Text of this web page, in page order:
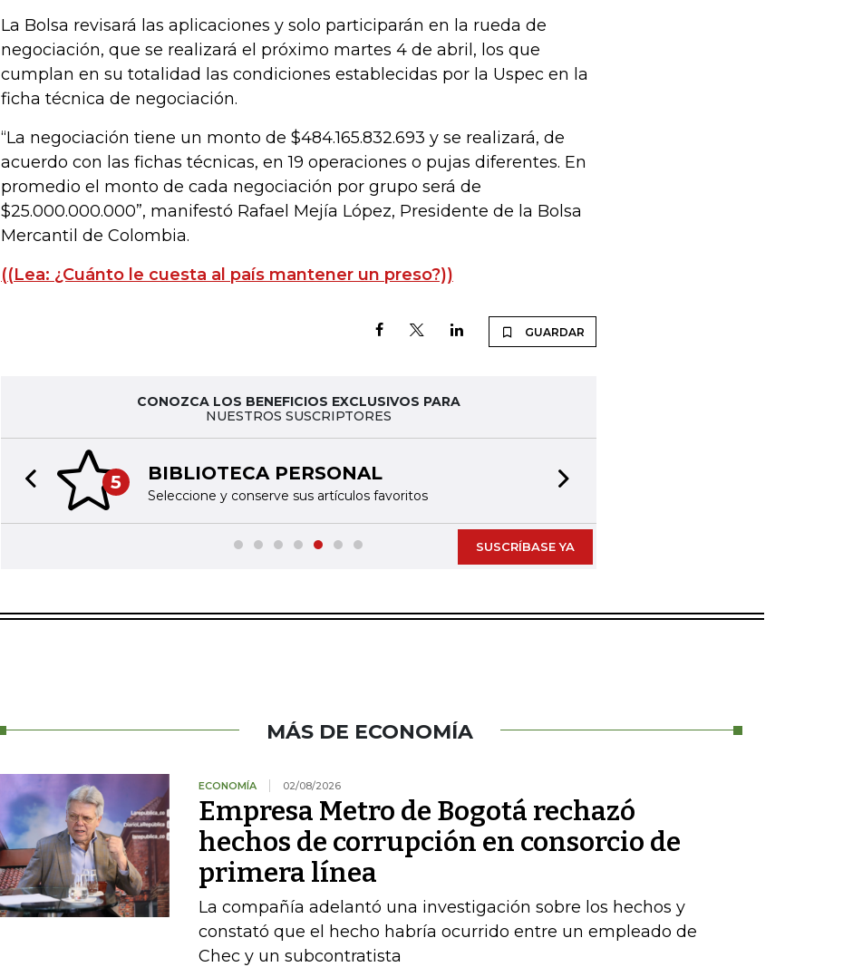
La Bolsa revisará las aplicaciones y solo participarán en la rueda de
negociación, que se realizará el próximo martes 4 de abril, los que
cumplan en su totalidad las condiciones establecidas por la Uspec en la
ficha técnica de negociación.
“La negociación tiene un monto de $484.165.832.693 y se realizará, de
acuerdo con las fichas técnicas, en 19 operaciones o pujas diferentes. En
promedio el monto de cada negociación por grupo será de
$25.000.000.000”, manifestó Rafael Mejía López, Presidente de la Bolsa
Mercantil de Colombia.
((Lea: ¿Cuánto le cuesta al país mantener un preso?))
GUARDAR
CONOZCA LOS BENEFICIOS EXCLUSIVOS PARA
NUESTROS SUSCRIPTORES
5 BIBLIOTECA PERSONAL
Seleccione y conserve sus artículos favoritos
Previous slide
SUSCRÍBASE YA
MÁS DE ECONOMÍA
ECONOMÍA 02/08/2026
Empresa Metro de Bogotá rechazó
hechos de corrupción en consorcio de
primera línea
La compañía adelantó una investigación sobre los hechos y
constató que el hecho habría ocurrido entre un empleado de
Chec y un subcontratista